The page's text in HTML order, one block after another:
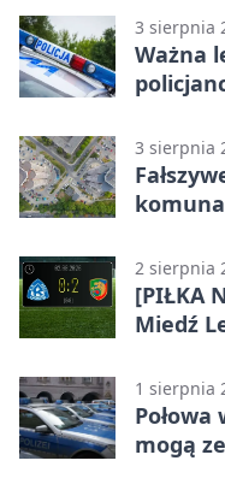
3 sierpnia
Ważna
3 sierpnia
2 sierpnia
[PIŁKA
Miedź
1 sierpnia
Połowa
mogą